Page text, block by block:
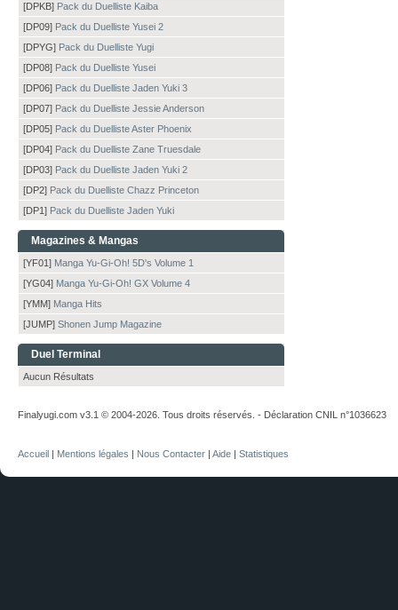
[DPKB] Pack du Duelliste Kaiba
[DP09] Pack du Duelliste Yusei 2
[DPYG] Pack du Duelliste Yugi
[DP08] Pack du Duelliste Yusei
[DP06] Pack du Duelliste Jaden Yuki 3
[DP07] Pack du Duelliste Jessie Anderson
[DP05] Pack du Duelliste Aster Phoenix
[DP04] Pack du Duelliste Zane Truesdale
[DP03] Pack du Duelliste Jaden Yuki 2
[DP2] Pack du Duelliste Chazz Princeton
[DP1] Pack du Duelliste Jaden Yuki
Magazines & Mangas
[YF01] Manga Yu-Gi-Oh! 5D's Volume 1
[YG04] Manga Yu-Gi-Oh! GX Volume 4
[YMM] Manga Hits
[JUMP] Shonen Jump Magazine
Duel Terminal
Aucun Résultats
Finalyugi.com v3.1 © 2004-2026. Tous droits réservés. - Déclaration CNIL n°1036623
Accueil | Mentions légales | Nous Contacter | Aide | Statistiques